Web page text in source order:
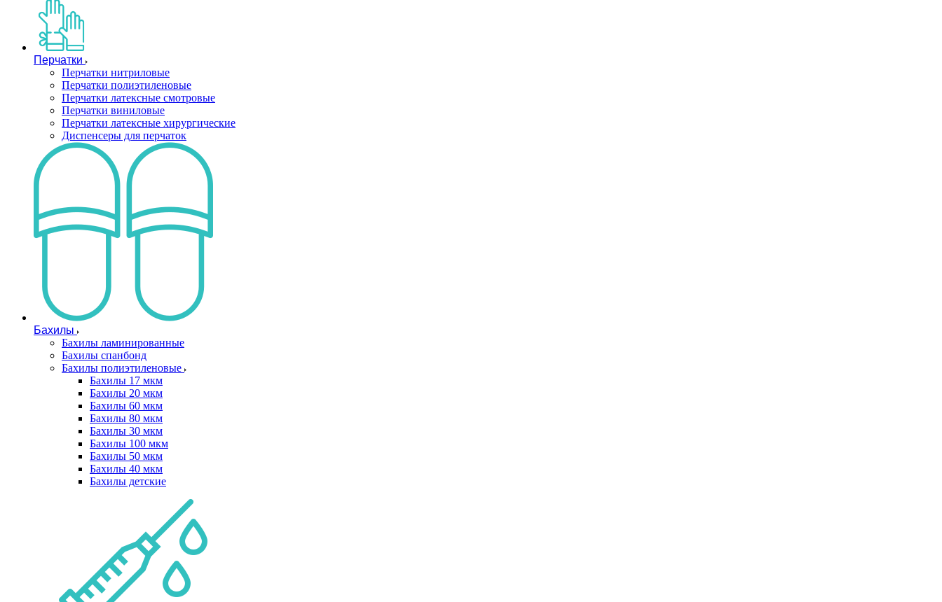
Перчатки
Перчатки нитриловые
Перчатки полиэтиленовые
Перчатки латексные смотровые
Перчатки виниловые
Перчатки латексные хирургические
Диспенсеры для перчаток
Бахилы
Бахилы ламинированные
Бахилы спанбонд
Бахилы полиэтиленовые
Бахилы 17 мкм
Бахилы 20 мкм
Бахилы 60 мкм
Бахилы 80 мкм
Бахилы 30 мкм
Бахилы 100 мкм
Бахилы 50 мкм
Бахилы 40 мкм
Бахилы детские